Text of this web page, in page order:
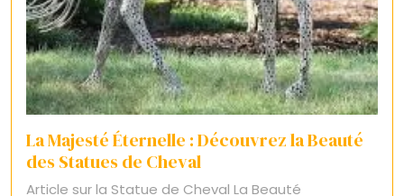
La Majesté Éternelle : Découvrez la Beauté
des Statues de Cheval
Article sur la Statue de Cheval La Beauté